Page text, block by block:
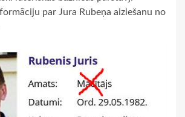
par Jura Rubeņa aiziešanu no